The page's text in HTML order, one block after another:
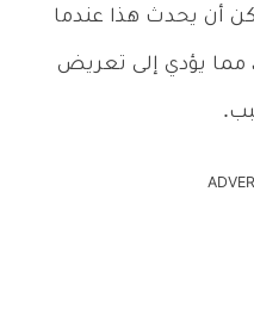
أن يحدث هذا عندما
مما يؤدي إلى تعريض